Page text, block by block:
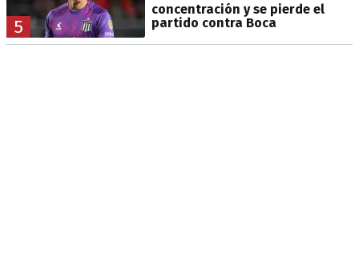
5
concentración y se pierde el
partido contra Boca